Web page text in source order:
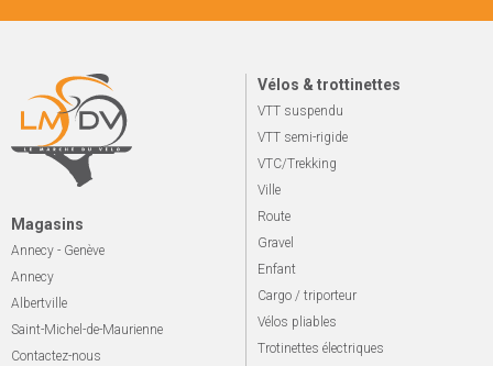
Magasins
Annecy - Genève
Annecy
Albertville
Saint-Michel-de-Maurienne
Contactez-nous
Vélos & trottinettes
VTT suspendu
VTT semi-rigide
VTC/Trekking
Ville
Route
Gravel
Enfant
Cargo / triporteur
Vélos pliables
Trotinettes électriques